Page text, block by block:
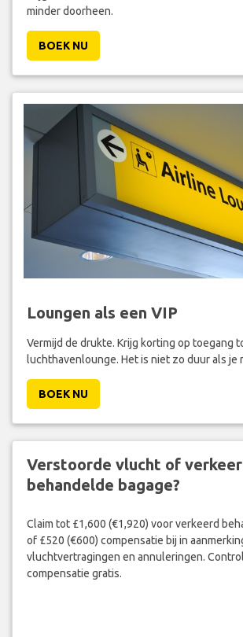
minder doorheen.
BOEK NU
Loungen als een VIP
Vermijd de drukte. Krijg korting op toegang
luchthavenlounge. Het is niet zo duur als je
BOEK NU
Verstoorde vlucht of
behandelde bagage?
Claim tot £1,600 (€1,920) voor verkeerd
of £520 (€600) compensatie bij in
vluchtvertragingen en annuleringen.
compensatie gratis.